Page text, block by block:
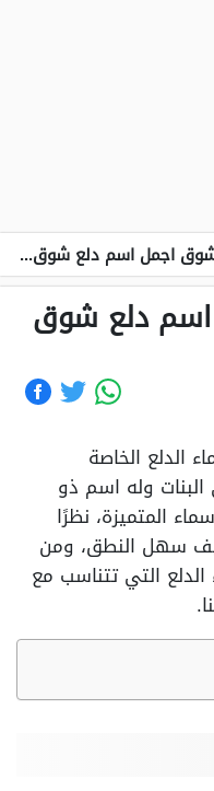
اسم دلع شوق بالانجليزي
دلع شوق
الخاصة
وله اسم ذو
المتميزة، نظرًا
سهل النطق، ومن
التي تتناسب مع